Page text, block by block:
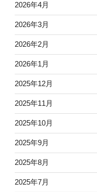
2026年4月
2026年3月
2026年2月
2026年1月
2025年12月
2025年11月
2025年10月
2025年9月
2025年8月
2025年7月